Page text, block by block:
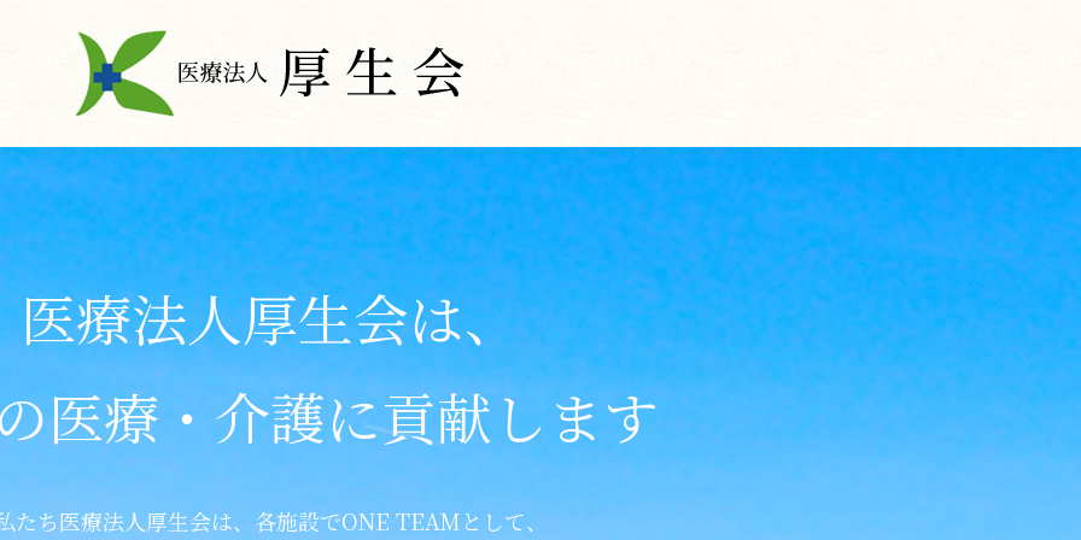
医療法人厚生会は、
医療・介護に貢献します
たち医療法人厚生会は、各施設でONE TEAMとして、